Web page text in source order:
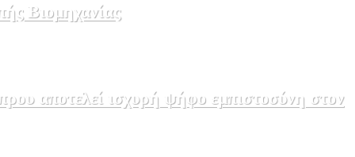
Βιομηχανίας
αποτελεί ισχυρή ψήφο εμπιστοσύνη στον